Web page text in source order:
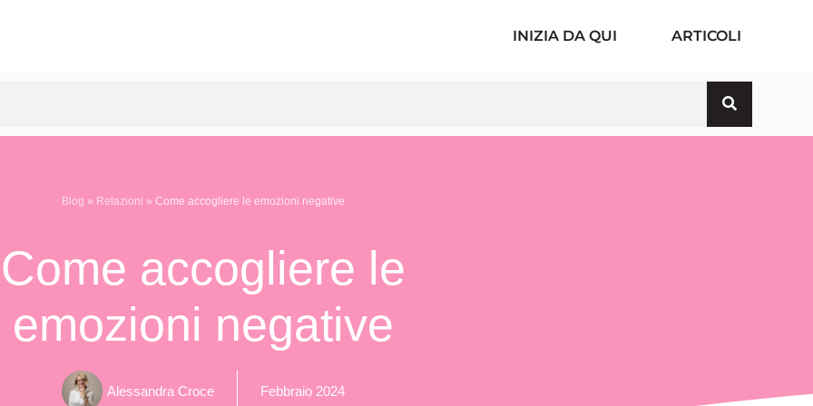
INIZIA DA QUI ARTICOLI
Blog » Relazioni » Come accogliere le emozioni negative
Come accogliere le
emozioni negative
Alessandra Croce Febbraio 2024